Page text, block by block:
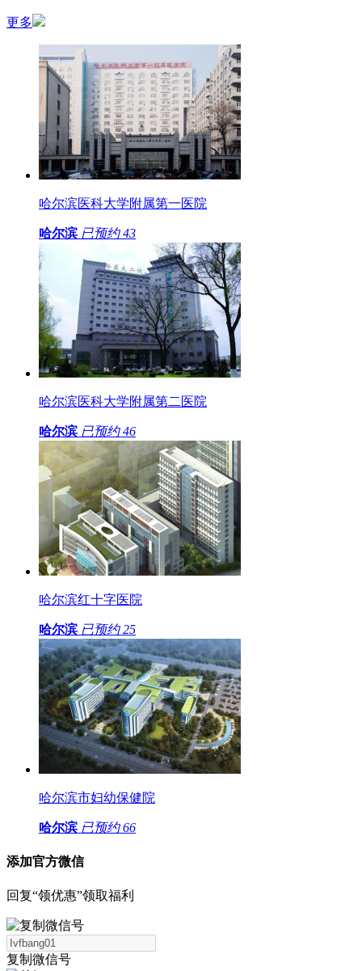
更多
哈尔滨医科大学附属第一医院
哈尔滨 已预约 43
哈尔滨医科大学附属第二医院
哈尔滨 已预约 46
哈尔滨红十字医院
哈尔滨 已预约 25
哈尔滨市妇幼保健院
哈尔滨 已预约 66
添加官方微信
回复“领优惠”领取福利
复制微信号